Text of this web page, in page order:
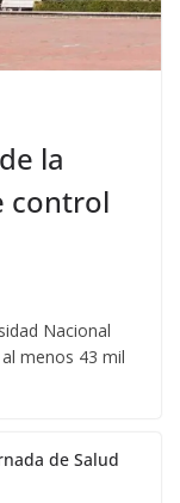
la
control
Nacional
menos 43 mil
de Salud